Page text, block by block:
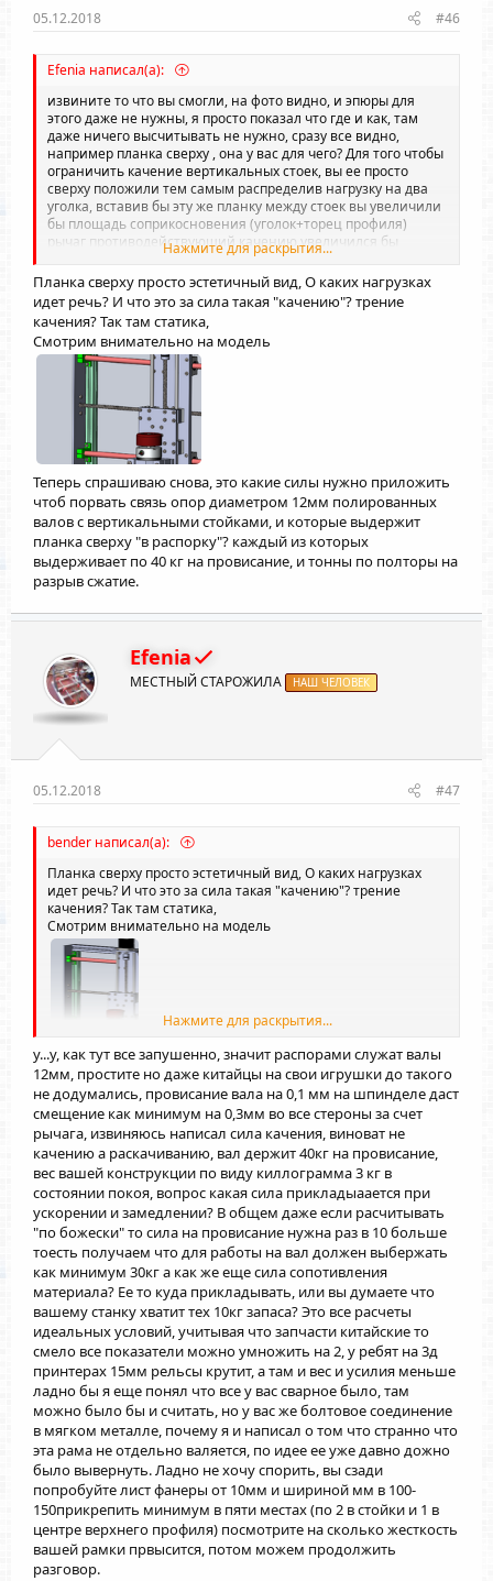
05.12.2018 #46
Efenia написал(а):
извините то что вы смогли, на фото видно, и эпюры для
этого даже не нужны, я просто показал что где и как, там
даже ничего высчитывать не нужно, сразу все видно,
например планка сверху , она у вас для чего? Для того чтобы
ограничить качение вертикальных стоек, вы ее просто
сверху положили тем самым распределив нагрузку на два
уголка, вставив бы эту же планку между стоек вы увеличили
бы площадь соприкосновения (уголок+торец профиля)
рычаг противодействующий качению увеличился бы
примерно раза в полтора-два, я бы пронял ваш профиль
сверху, если бы он сверху , помимо уголка, еще бы имел
крепление в стойку , но его там нет, вот и скажите какие
диаграммы , эпюры и т.д. нужно нарисовать, что бы понять
это?
Нажмите для раскрытия...
Планка сверху просто эстетичный вид, О каких нагрузках
идет речь? И что это за сила такая "качению"? трение
качения? Так там статика,
Смотрим внимательно на модель
Теперь спрашиваю снова, это какие силы нужно приложить
чтоб порвать связь опор диаметром 12мм полированных
валов с вертикальными стойками, и которые выдержит
планка сверху "в распорку"? каждый из которых
выдерживает по 40 кг на провисание, и тонны по полторы на
разрыв сжатие.
Efenia
МЕСТНЫЙ СТАРОЖИЛА НАШ ЧЕЛОВЕК
05.12.2018 #47
bender написал(а):
Планка сверху просто эстетичный вид, О каких нагрузках
идет речь? И что это за сила такая "качению"? трение
качения? Так там статика,
Смотрим внимательно на модель
Теперь спрашиваю снова, это какие силы нужно приложить
чтоб порвать связь опор диаметром 12мм полированных
валов с вертикальными стойками, и которые выдержит
планка сверху "в распорку"? каждый из которых
выдерживает по 40 кг на провисание, и тонны по полторы
на разрыв сжатие.
Нажмите для раскрытия...
у...у, как тут все запушенно, значит распорами служат валы
12мм, простите но даже китайцы на свои игрушки до такого
не додумались, провисание вала на 0,1 мм на шпинделе даст
смещение как минимум на 0,3мм во все стероны за счет
рычага, извиняюсь написал сила качения, виноват не
качению а раскачиванию, вал держит 40кг на провисание,
вес вашей конструкции по виду киллограмма 3 кг в
состоянии покоя, вопрос какая сила прикладыаается при
ускорении и замедлении? В общем даже если расчитывать
"по божески" то сила на провисание нужна раз в 10 больше
тоесть получаем что для работы на вал должен выбержать
как минимум 30кг а как же еще сила сопотивления
материала? Ее то куда прикладывать, или вы думаете что
вашему станку хватит тех 10кг запаса? Это все расчеты
идеальных условий, учитывая что запчасти китайские то
смело все показатели можно умножить на 2, у ребят на 3д
принтерах 15мм рельсы крутит, а там и вес и усилия меньше
ладно бы я еще понял что все у вас сварное было, там
можно было бы и считать, но у вас же болтовое соединение
в мягком металле, почему я и написал о том что странно что
эта рама не отдельно валяется, по идее ее уже давно дожно
было вывернуть. Ладно не хочу спорить, вы сзади
попробуйте лист фанеры от 10мм и шириной мм в 100-
150прикрепить минимум в пяти местах (по 2 в стойки и 1 в
центре верхнего профиля) посмотрите на сколько жесткость
вашей рамки првысится, потом можем продолжить
разговор.